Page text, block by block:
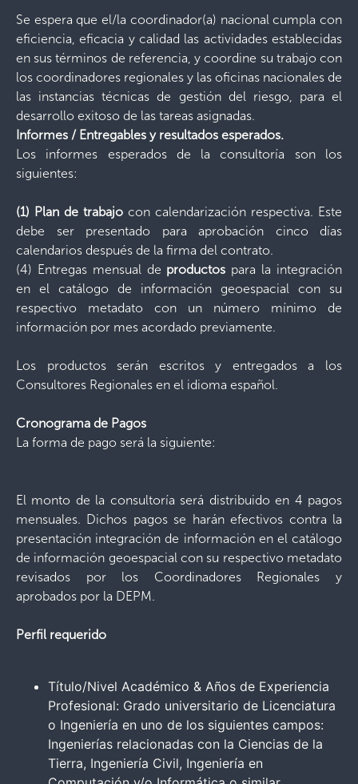
Se espera que el/la coordinador(a) nacional cumpla con
eficiencia, eficacia y calidad las actividades establecidas
en sus términos de referencia, y coordine su trabajo con
los coordinadores regionales y las oficinas nacionales de
las instancias técnicas de gestión del riesgo, para el
desarrollo exitoso de las tareas asignadas.
Informes / Entregables y resultados esperados.
Los informes esperados de la consultoría son los
siguientes:
(1) Plan de trabajo con calendarización respectiva. Este
debe ser presentado para aprobación cinco días
calendarios después de la firma del contrato.
(4) Entregas mensual de productos para la integración
en el catálogo de información geoespacial con su
respectivo metadato con un número mínimo de
información por mes acordado previamente.
Los productos serán escritos y entregados a los
Consultores Regionales en el idioma español.
Cronograma de Pagos
La forma de pago será la siguiente:
El monto de la consultoría será distribuido en 4 pagos
mensuales. Dichos pagos se harán efectivos contra la
presentación integración de información en el catálogo
de información geoespacial con su respectivo metadato
revisados por los Coordinadores Regionales y
aprobados por la DEPM.
Perfil requerido
Título/Nivel Académico & Años de Experiencia
Profesional: Grado universitario de Licenciatura
o Ingeniería en uno de los siguientes campos:
Ingenierías relacionadas con la Ciencias de la
Tierra, Ingeniería Civil, Ingeniería en